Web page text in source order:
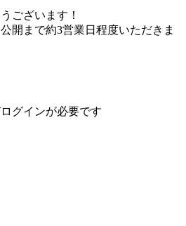
ございます！
開まで約3営業日程度いただきま
グインが必要です